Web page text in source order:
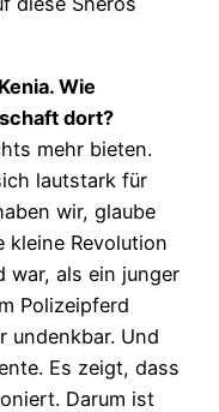
Wie
dort?
mehr bieten.
lautstark für
wir, glaube
kleine Revolution
war, als ein junger
Polizeipferd
undenkbar. Und
Es zeigt, dass
Darum ist